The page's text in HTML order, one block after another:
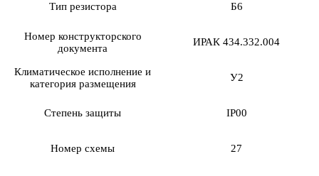
Тип резистора Б6
Номер конструкторского
документа
ИРАК 434.332.004
Климатическое исполнение и
категория размещения
У2
Степень защиты IP00
Номер схемы 27